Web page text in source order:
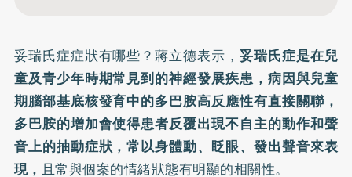
妥瑞氏症症狀有哪些？蔣立德表示， 妥瑞氏症是在兒
童及青少年時期常見到的神經發展疾患，病因與兒童
期腦部基底核發育中的多巴胺高反應性有直接關聯，
多巴胺的增加會使得患者反覆出現不自主的動作和聲
音上的抽動症狀，常以身體動、眨眼、發出聲音來表
現， 且常與個案的情緒狀態有明顯的相關性。